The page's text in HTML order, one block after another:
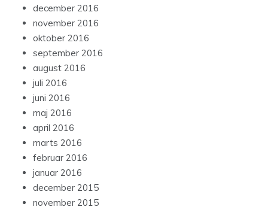
december 2016
november 2016
oktober 2016
september 2016
august 2016
juli 2016
juni 2016
maj 2016
april 2016
marts 2016
februar 2016
januar 2016
december 2015
november 2015